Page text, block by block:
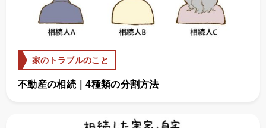
家のトラブルのこと
不動産の相続｜4種類の分割方法